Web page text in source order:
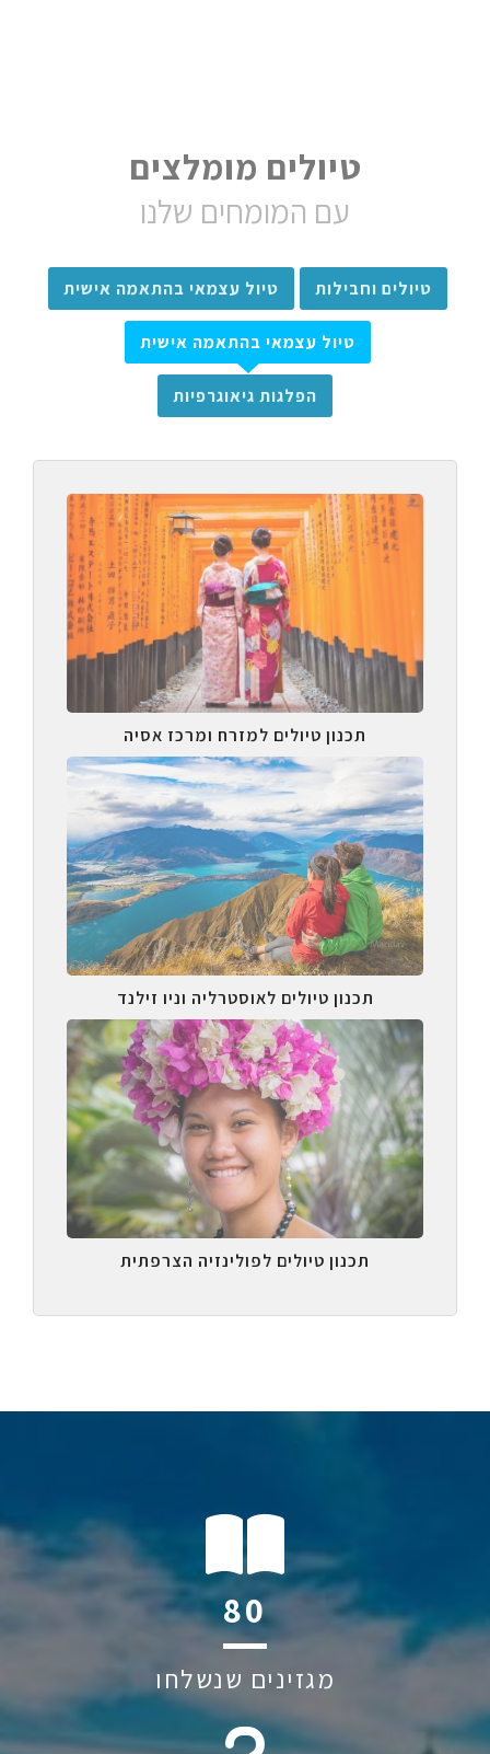
טיולים מומלצים
עם המומחים שלנו
טיולים וחבילות טיול עצמאי בהתאמה אישית
טיול עצמאי בהתאמה אישית
הפלגות גיאוגרפיות
תכנון טיולים למזרח ומרכז אסיה
תכנון טיולים לאוסטרליה וניו זילנד
תכנון טיולים לפולינזיה הצרפתית
118
מגזינים שנשלחו